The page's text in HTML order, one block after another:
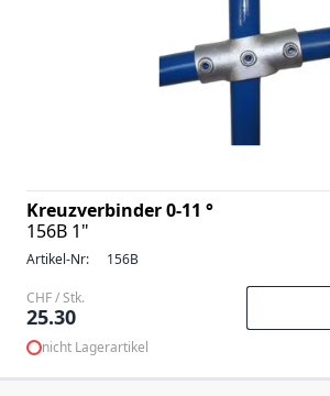
Kreuzverbinder 0-11 °
156B 1"
Artikel-Nr: 156B
CHF / Stk.
25.30
nicht Lagerartikel